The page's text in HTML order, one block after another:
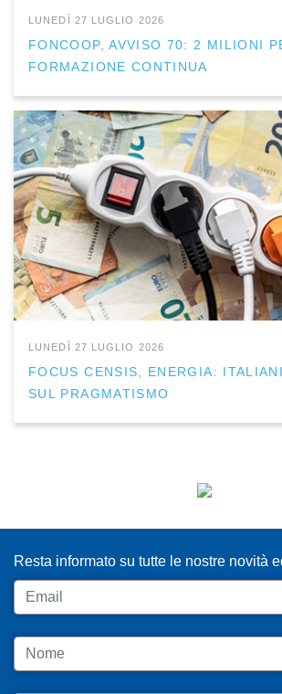
LUNEDÌ 27 LUGLIO 2026
FONCOOP, AVVISO 70: 2 MILIONI
FORMAZIONE CONTINUA
LUNEDÌ 27 LUGLIO 2026
FOCUS CENSIS, ENERGIA:
SUL PRAGMATISMO
Resta informato su tutte le nostre novità
Email
Nome